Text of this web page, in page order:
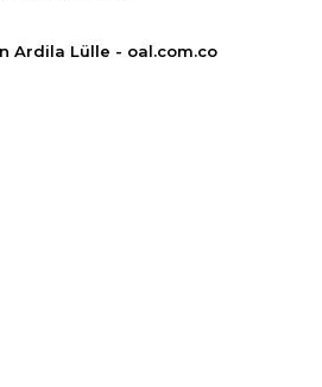
Ardila Lülle - oal.com.co